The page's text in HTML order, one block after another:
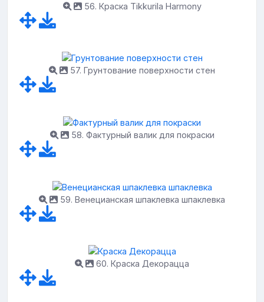
56. Краска Tikkurila Harmony
57. Грунтование поверхности стен
58. Фактурный валик для покраски
59. Венецианская шпаклевка шпаклевка
60. Краска Декорацца